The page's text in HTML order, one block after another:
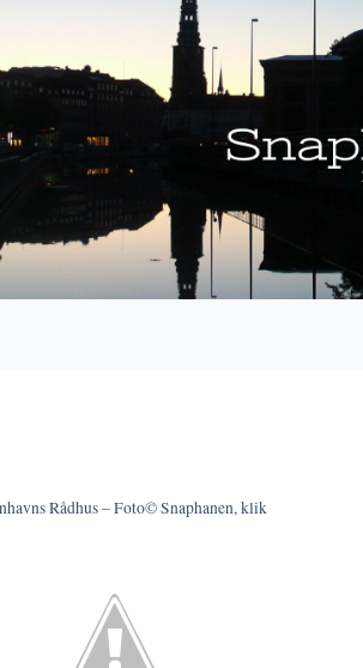
Rådhus – Foto© Snaphanen, klik